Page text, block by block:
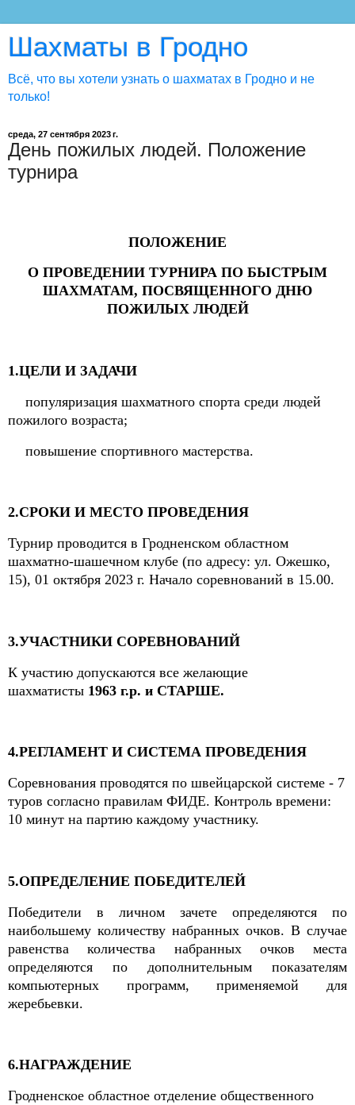
Шахматы в Гродно
Всё, что вы хотели узнать о шахматах в Гродно и не
только!
среда, 27 сентября 2023 г.
День пожилых людей. Положение
турнира
ПОЛОЖЕНИЕ
О ПРОВЕДЕНИИ ТУРНИРА ПО БЫСТРЫМ
ШАХМАТАМ, ПОСВЯЩЕННОГО ДНЮ
ПОЖИЛЫХ ЛЮДЕЙ
1.ЦЕЛИ И ЗАДАЧИ
популяризация шахматного спорта среди людей
пожилого возраста;
повышение спортивного мастерства.
2.СРОКИ И МЕСТО ПРОВЕДЕНИЯ
Турнир проводится в Гродненском областном
шахматно-шашечном клубе (по адресу: ул. Ожешко,
15), 01 октября 2023 г. Начало соревнований в 15.00.
3.УЧАСТНИКИ СОРЕВНОВАНИЙ
К участию допускаются все желающие
шахматисты 1963 г.р. и СТАРШЕ.
4.РЕГЛАМЕНТ И СИСТЕМА ПРОВЕДЕНИЯ
Соревнования проводятся по швейцарской системе - 7
туров согласно правилам ФИДЕ. Контроль времени:
10 минут на партию каждому участнику.
5.ОПРЕДЕЛЕНИЕ ПОБЕДИТЕЛЕЙ
Победители в личном зачете определяются по
наибольшему количеству набранных очков. В случае
равенства количества набранных очков места
определяются по дополнительным показателям
компьютерных программ, применяемой для
жеребьевки.
6.НАГРАЖДЕНИЕ
Гродненское областное отделение общественного